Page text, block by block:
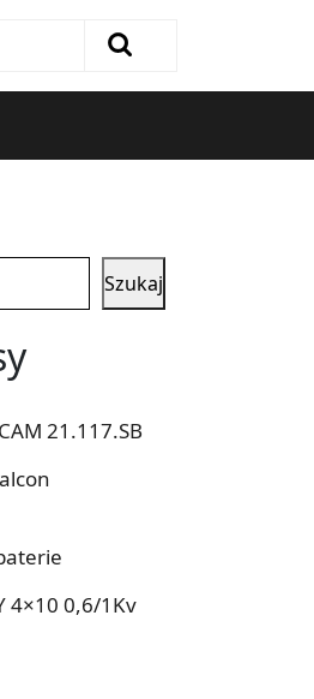
Szukaj
21.117.SB
4×10 0,6/1Kv